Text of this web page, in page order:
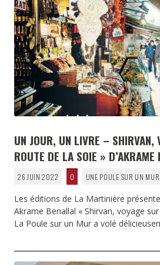
UN JOUR, UN LIVRE – SHIRVAN,
ROUTE DE LA SOIE » D’AKRAME
26 JUIN 2022 0 UNE POULE SUR UN MUR
Les éditions de La Martinière
Akrame Benallal « Shirvan, voyage
La Poule sur un Mur a volé